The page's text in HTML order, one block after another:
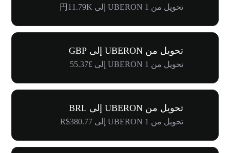
تحويل من 1 UBERON إلى 円11.79K
تحويل من UBERON إلى GBP
تحويل من 1 UBERON إلى £55.37
تحويل من UBERON إلى BRL
تحويل من 1 UBERON إلى R$380.77